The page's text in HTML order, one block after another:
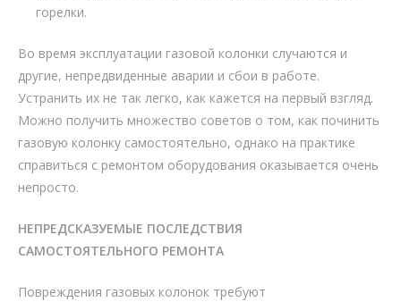
горелки.
Во время эксплуатации газовой колонки случаются и
другие, непредвиденные аварии и сбои в работе.
Устранить их не так легко, как кажется на первый взгляд.
Можно получить множество советов о том, как починить
газовую колонку самостоятельно, однако на практике
справиться с ремонтом оборудования оказывается очень
непросто.
НЕПРЕДСКАЗУЕМЫЕ ПОСЛЕДСТВИЯ
САМОСТОЯТЕЛЬНОГО РЕМОНТА
Повреждения газовых колонок требуют